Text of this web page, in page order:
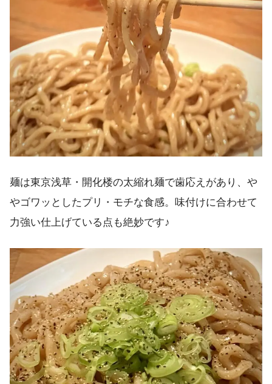
麺は東京浅草・開化楼の太縮れ麺で歯応えがあり、や
やゴワッとしたプリ・モチな食感。味付けに合わせて
力強い仕上げている点も絶妙です♪